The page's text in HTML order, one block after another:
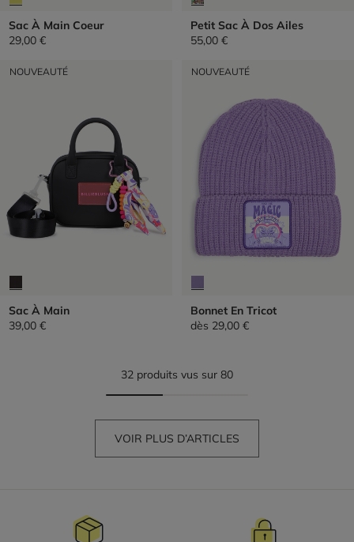
Sac À Main Coeur
29,00 €
Petit Sac À Dos Ailes
55,00 €
NOUVEAUTÉ
Sac À Main
39,00 €
NOUVEAUTÉ
Bonnet En Tricot
dès 29,00 €
32 produits vus sur 80
VOIR PLUS D’ARTICLES